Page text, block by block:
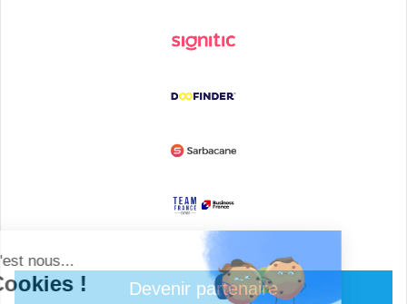
Devenir partenaire